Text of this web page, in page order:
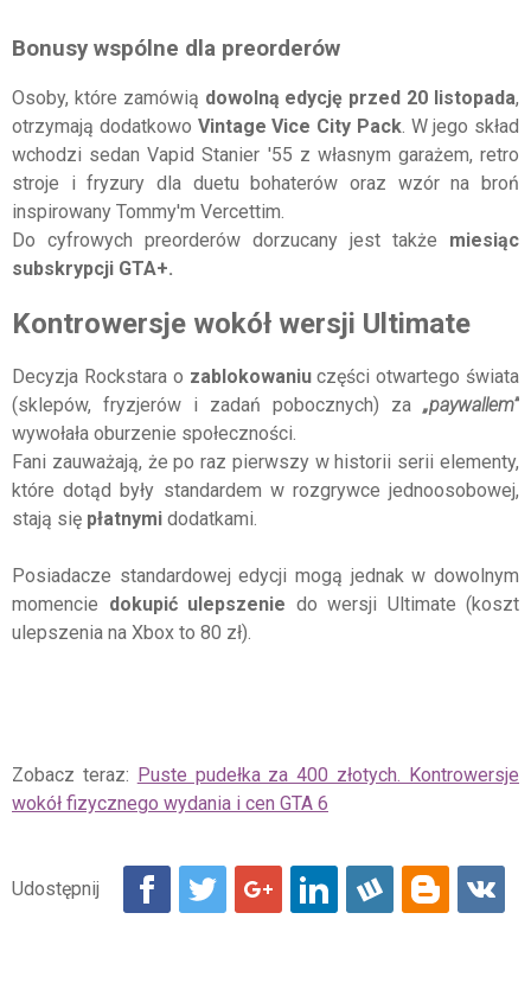
Bonusy wspólne dla preorderów
Osoby, które zamówią dowolną edycję przed 20 listopada,
otrzymają dodatkowo Vintage Vice City Pack. W jego skład
wchodzi sedan Vapid Stanier '55 z własnym garażem, retro
stroje i fryzury dla duetu bohaterów oraz wzór na broń
inspirowany Tommy'm Vercettim.
Do cyfrowych preorderów dorzucany jest także miesiąc
subskrypcji GTA+.
Kontrowersje wokół wersji Ultimate
Decyzja Rockstara o zablokowaniuczęści otwartego świata
(sklepów, fryzjerów i zadań pobocznych) za „paywallem”
wywołała oburzenie społeczności.
Fani zauważają, że po raz pierwszy w historii serii elementy,
które dotąd były standardem w rozgrywce jednoosobowej,
stają się płatnymi dodatkami.
Posiadacze standardowej edycji mogą jednak w dowolnym
momencie dokupić ulepszenie do wersji Ultimate (koszt
ulepszenia na Xbox to 80 zł).
Zobacz teraz: Puste pudełka za 400 złotych. Kontrowersje
wokół fizycznego wydania i cen GTA 6